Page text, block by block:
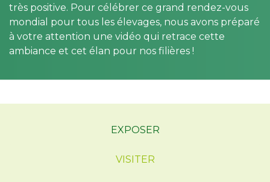
très positive. Pour célébrer ce grand rendez-vous
mondial pour tous les élevages, nous avons préparé
à votre attention une vidéo qui retrace cette
ambiance et cet élan pour nos filières !
EXPOSER
VISITER